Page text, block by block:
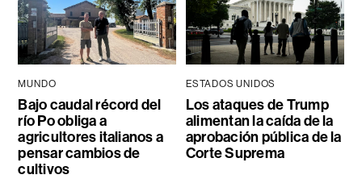
MUNDO
Bajo caudal récord del
río Po obliga a
agricultores italianos a
pensar cambios de
cultivos
ESTADOS UNIDOS
Los ataques de Trump
alimentan la caída de la
aprobación pública de la
Corte Suprema